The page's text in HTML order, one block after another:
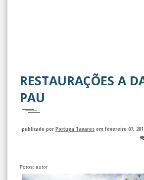
RESTAURAÇÕES A
PAU
publicado por Portuga Tavares em fevereiro 07,
Fotos: autor